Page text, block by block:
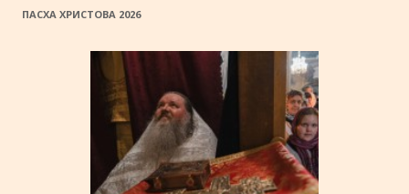
ПАСХА ХРИСТОВА 2026